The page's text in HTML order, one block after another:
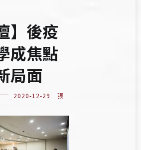
】後疫
成焦點
局面
2020-12-29
張